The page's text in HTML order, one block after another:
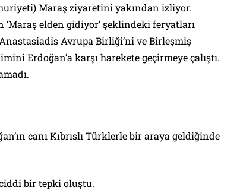
Maraş ziyaretini yakından izliyor.
elden gidiyor’ şeklindeki feryatları
Avrupa Birliği’ni ve Birleşmiş
Erdoğan’a karşı harekete geçirmeye çalıştı.
canı Kıbrıslı Türklerle bir araya geldiğinde
bir tepki oluştu.